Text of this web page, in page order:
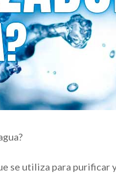
se utiliza para purificar